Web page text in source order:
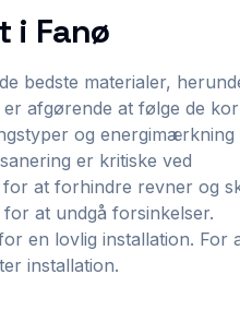
i Fanø
bedste materialer,
afgørende at følge de
og energimærkning
er kritiske ved
at forhindre revner og
at undgå forsinkelser.
en lovlig installation. For
installation.